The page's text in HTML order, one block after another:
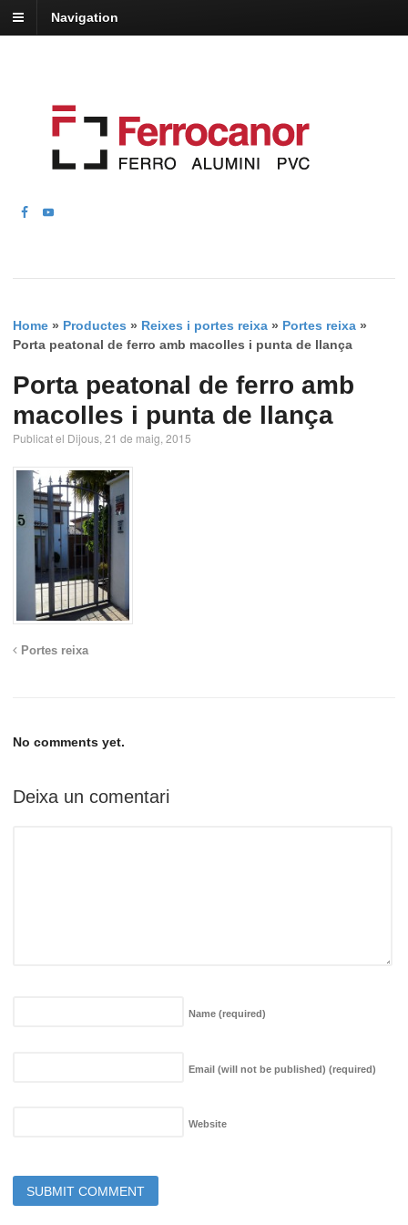
Navigation
Home » Productes » Reixes i portes reixa » Portes reixa »
Porta peatonal de ferro amb macolles i punta de llança
Porta peatonal de ferro amb
macolles i punta de llança
Publicat el Dijous, 21 de maig, 2015
Portes reixa
No comments yet.
Deixa un comentari
Name (required)
Email (will not be published) (required)
Website